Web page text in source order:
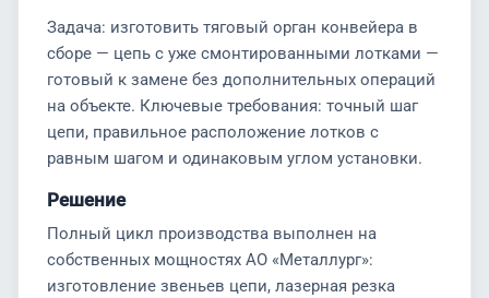
Задача: изготовить тяговый орган конвейера в
сборе — цепь с уже смонтированными лотками —
готовый к замене без дополнительных операций
на объекте. Ключевые требования: точный шаг
цепи, правильное расположение лотков с
равным шагом и одинаковым углом установки.
Решение
Полный цикл производства выполнен на
собственных мощностях АО «Металлург»:
изготовление звеньев цепи, лазерная резка